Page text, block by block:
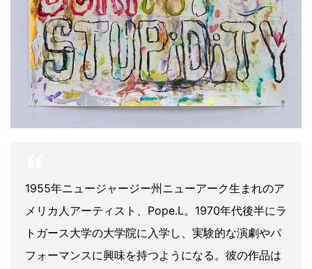
1955年ニュージャージー州ニューアーク生まれのア
メリカ人アーティスト、Pope.L。1970年代後半にラ
トガース大学の大学院に入学し、実験的な演劇やパ
フォーマンスに興味を持つようになる。彼の作品は